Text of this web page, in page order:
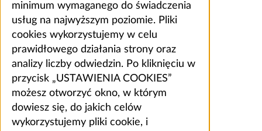
minimum wymaganego do świadczenia
usług na najwyższym poziomie. Pliki
cookies wykorzystujemy w celu
prawidłowego działania strony oraz
analizy liczby odwiedzin. Po kliknięciu w
przycisk „USTAWIENIA COOKIES”
możesz otworzyć okno, w którym
dowiesz się, do jakich celów
wykorzystujemy pliki cookie, i